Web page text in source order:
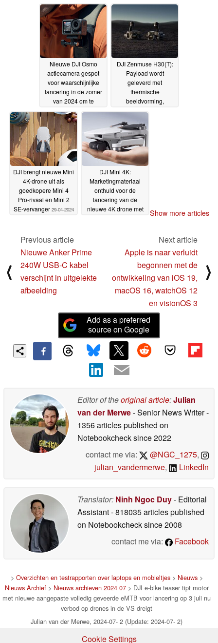
Nieuwe DJI Osmo
actiecamera gespot
voor waarschijnlijke
lancering in de zomer
van 2024 om te
GoPro en Insta360
releases
01-07-2024
DJI Zenmuse H30(T):
Payload wordt
geleverd met
thermische
beeldvorming,
nachtzicht en
afstandsmeter
DJI brengt nieuwe Mini
4K-drone uit als
goedkopere Mini 4
Pro-rivaal en Mini 2
SE-vervanger 29-04-2024
DJI Mini 4K:
Marketingmateriaal
onthuld voor de
lancering van de
nieuwe 4K drone met
Show more articles
⟨
Previous article
Nieuwe Anker Prime
240W USB-C kabel
verschijnt in uitgelekte
afbeelding
Next article
Apple is naar verluidt
begonnen met de
ontwikkeling van iOS 19,
macOS 16, watchOS 12
en visionOS 3
⟩
Add as a preferred
source on Google
Editor of theoriginal article:Julian
van der Merwe- Senior News Writer-
1356 articles published on
Notebookchecksince 2022
contact me via:
@NGC_1275,
julian_vandermerwe, LinkedIn
Translator: Ninh Ngoc Duy- Editorial
Assistant- 818035 articles published
on Notebookchecksince 2008
contact me via:
Facebook
> Overzichten en testrapporten over laptops en mobieltjes> Nieuws>
Nieuws Archief> Nieuws archieven 2024 07> DJI e-bike teaser tipt motor
met nieuwe aangepaste volledig geveerde eMTB voor lancering op 3 juli nu
verbod op drones in de VS dreigt
Julian van der Merwe, 2024-07- 2 (Update: 2024-07- 2)
Cookie Settings